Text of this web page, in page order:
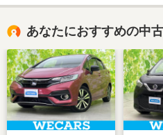
あなたにおすすめの中